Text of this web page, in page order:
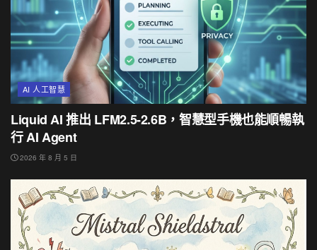
AI 人工智慧
Liquid AI 推出 LFM2.5-2.6B，智慧型手機也能順暢執
行 AI Agent
2026 年 8 月 5 日